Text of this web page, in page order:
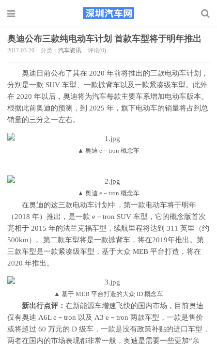
奥迪公布三款纯电动车计划 首款车型将于明年推出
2017-03-20 分类： 汽车资讯 评论(0)
奥迪日前公布了其在 2020 年前将推出的三款电动车计划，
分别是一款 SUV 车型、一款掀背车以及一款紧凑级车型。此外
在 2020 年以后，奥迪将为汽车每款主要车系增加电动车版本。
根据此前奥迪的预测，到 2025 年，旗下电动车的销量将占到总
销量的三分之一左右。
▲ 奥迪 e－tron 概念车
▲ 奥迪 e－tron 概念车
在奥迪的这三款电动车计划中，第一款电动车将于明年
（2018 年）推出，是一款 e－tron SUV 车型，它的概念版首次
亮相于 2015 年的法兰克福车型，续航里程将达到 311 英里（约
500km）。第二款车型将是一款掀背车，将在2019年推出。第
三款车型是一款紧凑级车型，基于大众 MEB 平台打造，将在
2020 年推出。
▲ 基于 MEB 平台打造的大众 ID 概念车
新出行点评： 在新能源车增速飞快的国内市场，目前奥迪
仅有奥迪 A6L e－tron 以及 A3 e－tron 两款车型，一款是售价
或将超过 60 万元的 D 级车，一款是没有政策补贴的进口车型，
两者在国内的市场表现都非常一般，奥迪是需要一些更加“亲